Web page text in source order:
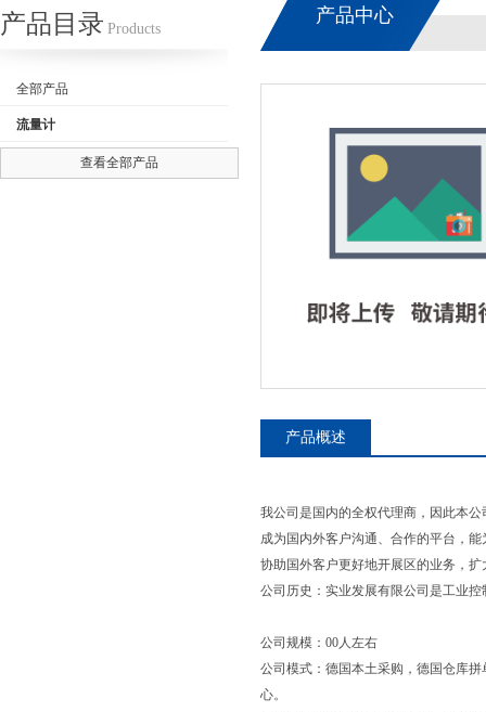
产品目录 Products
全部产品
流量计
查看全部产品
产品中心
产品概述
我公司是国内的全权代理商，因此本
成为国内外客户沟通、合作的平台，
协助国外客户更好地开展区的业务，
公司历史：实业发展有限公司是工业
公司规模：00人左右
公司模式：德国本土采购，德国仓库
心。